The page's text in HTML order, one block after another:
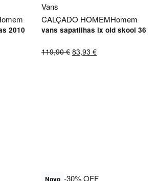
2010
Vans
CALÇADO HOMEMHomem
vans sapatilhas lx old skool 36
119,90€ 83,93 €
Novo -30% OFF